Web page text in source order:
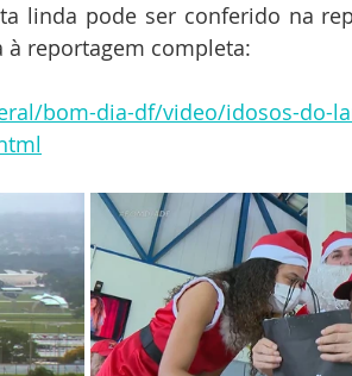
linda pode ser conferido na
à reportagem completa:
bom-dia-df/video/idosos-do-